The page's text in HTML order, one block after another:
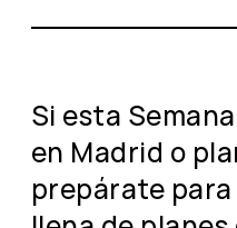
Si esta
en Madrid o
prepárate